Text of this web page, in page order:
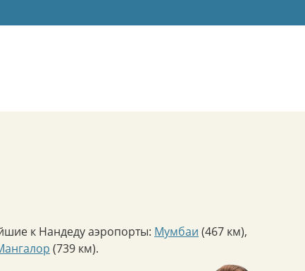
к Нандеду аэропорты: Мумбаи (467 км),
(739 км).